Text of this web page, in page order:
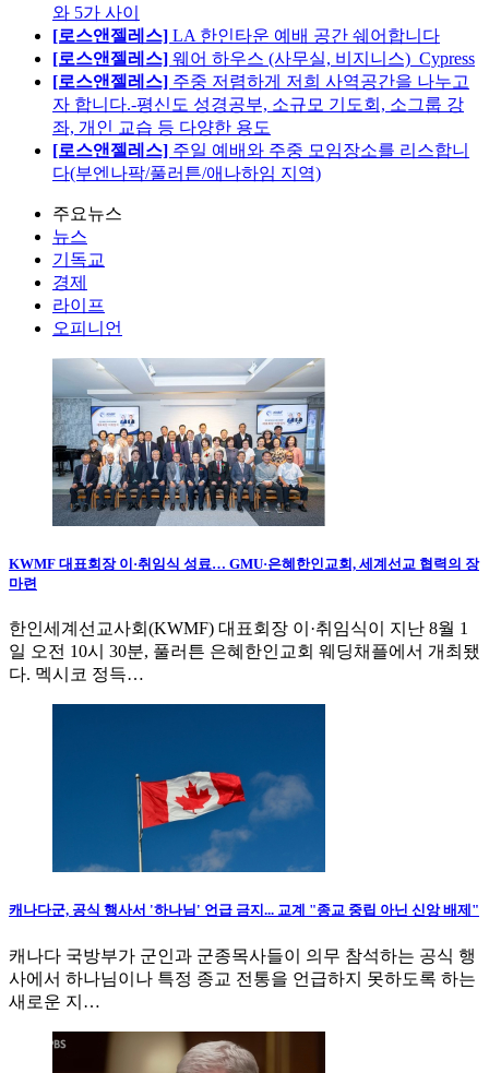
와 5가 사이
[로스앤젤레스] LA 한인타운 예배 공간 쉐어합니다
[로스앤젤레스] 웨어 하우스 (사무실, 비지니스)_Cypress
[로스앤젤레스] 주중 저렴하게 저희 사역공간을 나누고
자 합니다.-평신도 성경공부, 소규모 기도회, 소그룹 강
좌, 개인 교습 등 다양한 용도
[로스앤젤레스] 주일 예배와 주중 모임장소를 리스합니
다(부엔나팍/풀러튼/애나하임 지역)
주요뉴스
뉴스
기독교
경제
라이프
오피니언
KWMF 대표회장 이·취임식 성료… GMU·은혜한인교회, 세계선교 협력의 장
마련
한인세계선교사회(KWMF) 대표회장 이·취임식이 지난 8월 1
일 오전 10시 30분, 풀러튼 은혜한인교회 웨딩채플에서 개최됐
다. 멕시코 정득…
캐나다군, 공식 행사서 '하나님' 언급 금지... 교계 "종교 중립 아닌 신앙 배제"
캐나다 국방부가 군인과 군종목사들이 의무 참석하는 공식 행
사에서 하나님이나 특정 종교 전통을 언급하지 못하도록 하는
새로운 지…